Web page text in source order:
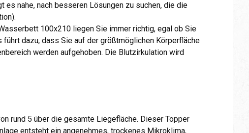
nahe, nach besseren Lösungen zu suchen, die die
100x210 liegen Sie immer richtig, egal ob Sie
dazu, dass Sie auf der größtmöglichen Körperfläche
werden aufgehoben. Die Blutzirkulation wird
rund 5 über die gesamte Liegefläche. Dieser Topper
entsteht ein angenehmes, trockenes Mikroklima,